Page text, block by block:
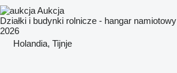
Aukcja
Działki i budynki rolnicze - hangar namiotowy
2026
Holandia, Tijnje